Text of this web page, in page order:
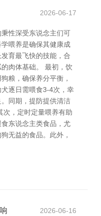
2026-06-17
性深受东说念主们可
喂养是确保其健康成
育最飞快的技能，合
肉体基础。 最初，饮
粮，确保养分平衡，
逐日需喂食3-4次，幸
同期，提防提供清洁
次，定时定量喂养有助
东说念主类食品，尤
无益的食品。此外，
2026-06-16